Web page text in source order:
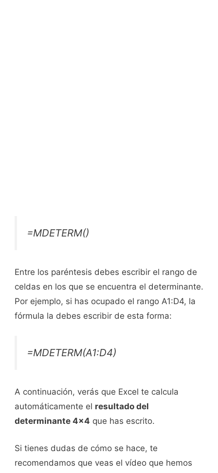
=MDETERM()
Entre los paréntesis debes escribir el rango de
celdas en los que se encuentra el determinante.
Por ejemplo, si has ocupado el rango A1:D4, la
fórmula la debes escribir de esta forma:
=MDETERM(A1:D4)
A continuación, verás que Excel te calcula
automáticamente el resultado del
determinante 4x4 que has escrito.
Si tienes dudas de cómo se hace, te
recomendamos que veas el vídeo que hemos